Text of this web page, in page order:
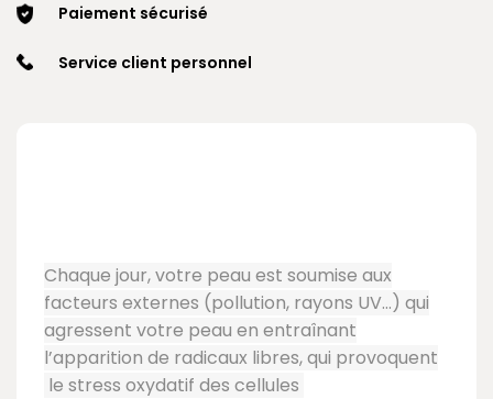
Paiement sécurisé
Service client personnel
Chaque jour, votre peau est soumise aux
facteurs externes (pollution, rayons UV…) qui
agressent votre peau en entraînant
l’apparition de radicaux libres, qui provoquent
le stress oxydatif des cellules